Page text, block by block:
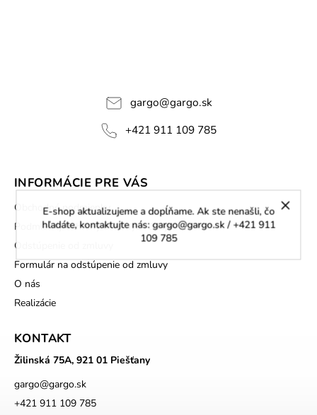
E-shop aktualizujeme a dopĺňame. Ak ste nenašli, čo
hľadáte, kontaktujte nás: gargo@gargo.sk / +421 911
109 785
gargo@gargo.sk
+421 911 109 785
INFORMÁCIE PRE VÁS
Obchodné podmienky
Podmienky ochrany osobných údajov
Odstúpenie od zmluvy
Formulár na odstúpenie od zmluvy
O nás
Realizácie
KONTAKT
Žilinská 75A, 921 01 Piešťany
gargo@gargo.sk
+421 911 109 785